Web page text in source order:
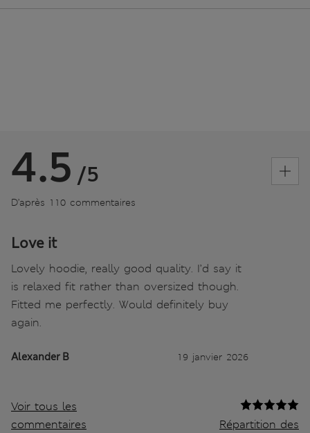
4.5 /5
D’après 110 commentaires
Love it
Lovely hoodie, really good quality. I’d say it
is relaxed fit rather than oversized though.
Fitted me perfectly. Would definitely buy
again.
Alexander B 19 janvier 2026
Voir tous les
commentaires
Répartition des